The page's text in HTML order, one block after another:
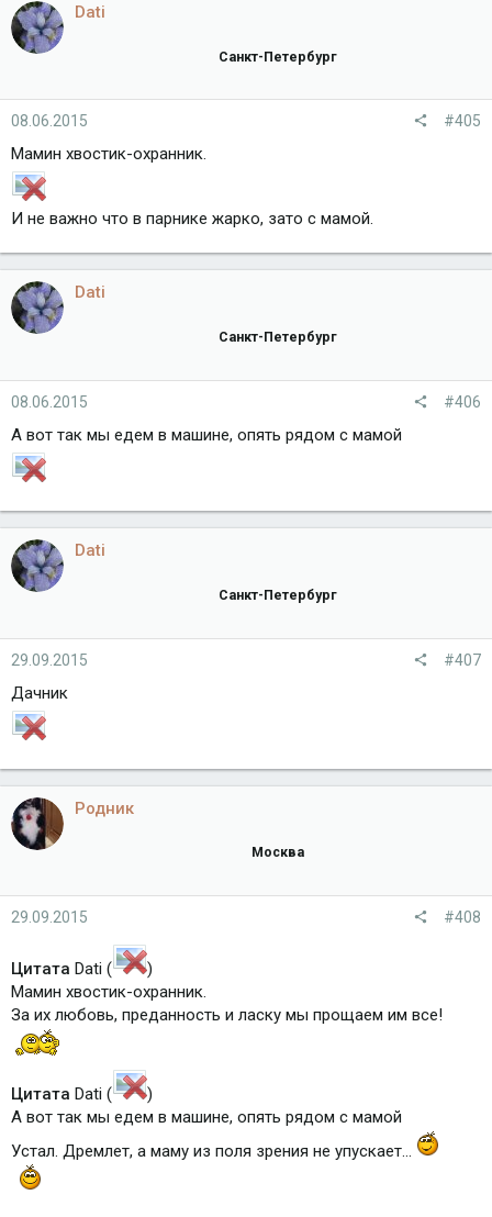
Dati
Санкт-Петербург
08.06.2015 #405
Мамин хвостик-охранник.
И не важно что в парнике жарко, зато с мамой.
Dati
Санкт-Петербург
08.06.2015 #406
А вот так мы едем в машине, опять рядом с мамой
Dati
Санкт-Петербург
29.09.2015 #407
Дачник
Родник
Москва
29.09.2015 #408
Цитата Dati (
)
Мамин хвостик-охранник.
За их любовь, преданность и ласку мы прощаем им все!
Цитата Dati (
)
А вот так мы едем в машине, опять рядом с мамой
Устал. Дремлет, а маму из поля зрения не упускает...